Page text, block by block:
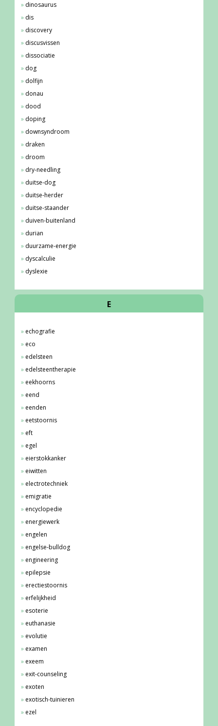
dinosaurus
dis
discovery
discusvissen
dissociatie
dog
dolfijn
donau
dood
doping
downsyndroom
draken
droom
dry-needling
duitse-dog
duitse-herder
duitse-staander
duiven-buitenland
durian
duurzame-energie
dyscalculie
dyslexie
E
echografie
eco
edelsteen
edelsteentherapie
eekhoorns
eend
eenden
eetstoornis
eft
egel
eierstokkanker
eiwitten
electrotechniek
emigratie
encyclopedie
energiewerk
engelen
engelse-bulldog
engineering
epilepsie
erectiestoornis
erfelijkheid
esoterie
euthanasie
evolutie
examen
exeem
exit-counseling
exoten
exotisch-tuinieren
ezel